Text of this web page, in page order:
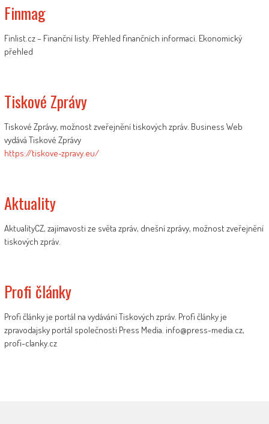
Finmag
Finlist.cz – Finanční listy. Přehled finančních informací. Ekonomický
přehled
Tiskové Zprávy
Tiskové Zprávy, možnost zveřejnění tiskových zpráv. Business Web
vydává Tiskové Zprávy
https://tiskove-zpravy.eu/
Aktuality
AktualityCZ, zajímavosti ze světa zpráv, dnešní zprávy, možnost zveřejnění
tiskových zpráv.
Profi články
Profi články je portál na vydávání Tiskových zpráv. Profi články je
zpravodajsky portál společnosti Press Media. info@press-media.cz,
profi-clanky.cz